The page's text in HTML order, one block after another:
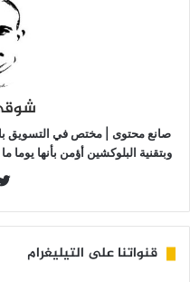
صانع محتوى | مختص في التسويق
وبتقنية البلوكشين أؤمن بأنها يوما
قنواتنا على التيليغرام